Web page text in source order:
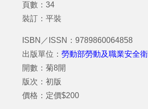
頁數：34
裝訂：平裝
ISBN／ISSN：9789860064858
出版單位： 勞動部勞動及職業安全
開數：菊8開
版次：初版
價格：定價$200